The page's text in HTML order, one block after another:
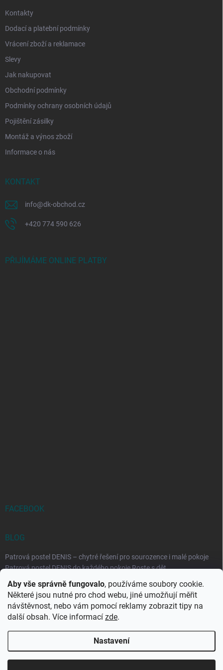
Aby vše správně fungovalo, používáme soubory cookie.
Některé jsou nutné pro chod webu, jiné umožňují měřit
návštěvnost, nebo vám pomocí reklamy zobrazit tipy na
další obsah. Více informací zde.
Nastavení
Kontakty
Dodací a platební podmínky
Vrácení zboží a reklamace
Slevy
Jak nakupovat
Obchodní podmínky
Podmínky ochrany osobních údajů
Pojištění zásilky
Montáž a výnos zboží
Informace o nás
KONTAKT
info@dk-obchod.cz
+420 774 590 626
PŘIJÍMÁME ONLINE PLATBY
FACEBOOK
BLOG
Patrová postel DENIS – chytré řešení pro sourozence i malé pokoje
Patrová postel DENIS do každého pokoje Roste s dět...
Rozkládací postele RELAX – ideální řešení pro malé prostory i
každodenní spaní
Rozkládací postel, která se přizpůsobí vašemu živo...
Copyright 2026DK-obchod.cz. Všechna práva vyhrazena.Upravit